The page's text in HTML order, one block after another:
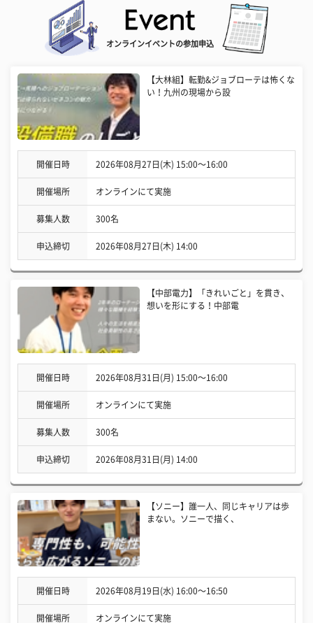
オンラインイベントの参加申込
【大林組】転勤&ジョブローテは怖くな
い！九州の現場から設
開催日時 2026年08月27日(木) 15:00〜16:00
開催場所 オンラインにて実施
募集人数 300名
申込締切 2026年08月27日(木) 14:00
【中部電力】「きれいごと」を貫き、
想いを形にする！中部電
開催日時 2026年08月31日(月) 15:00〜16:00
開催場所 オンラインにて実施
募集人数 300名
申込締切 2026年08月31日(月) 14:00
【ソニー】誰一人、同じキャリアは歩
まない。ソニーで描く、
開催日時 2026年08月19日(水) 16:00〜16:50
開催場所 オンラインにて実施